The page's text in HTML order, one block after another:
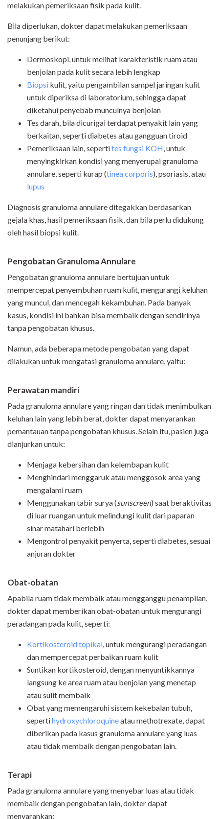
melakukan pemeriksaan fisik pada kulit.
Bila diperlukan, dokter dapat melakukan pemeriksaan
penunjang berikut:
Dermoskopi, untuk melihat karakteristik ruam atau
benjolan pada kulit secara lebih lengkap
Biopsi kulit, yaitu pengambilan sampel jaringan kulit
untuk diperiksa di laboratorium, sehingga dapat
diketahui penyebab munculnya benjolan
Tes darah, bila dicurigai terdapat penyakit lain yang
berkaitan, seperti diabetes atau gangguan tiroid
Pemeriksaan lain, sepertites fungsi KOH, untuk
menyingkirkan kondisi yang menyerupai granuloma
annulare, seperti kurap (tinea corporis), psoriasis, atau
lupus
Diagnosis granuloma annulare ditegakkan berdasarkan
gejala khas, hasil pemeriksaan fisik, dan bila perlu didukung
oleh hasil biopsi kulit.
Pengobatan Granuloma Annulare
Pengobatan granuloma annulare bertujuan untuk
mempercepat penyembuhan ruam kulit, mengurangi keluhan
yang muncul, dan mencegah kekambuhan. Pada banyak
kasus, kondisi ini bahkan bisa membaik dengan sendirinya
tanpa pengobatan khusus.
Namun, ada beberapa metode pengobatan yang dapat
dilakukan untuk mengatasi granuloma annulare, yaitu:
Perawatan mandiri
Pada granuloma annulare yang ringan dan tidak menimbulkan
keluhan lain yang lebih berat, dokter dapat menyarankan
pemantauan tanpa pengobatan khusus. Selain itu, pasien juga
dianjurkan untuk:
Menjaga kebersihan dan kelembapan kulit
Menghindari menggaruk atau menggosok area yang
mengalami ruam
Menggunakan tabir surya (sunscreen) saat beraktivitas
di luar ruangan untuk melindungi kulit dari paparan
sinar matahari berlebih
Mengontrol penyakit penyerta, seperti diabetes, sesuai
anjuran dokter
Obat-obatan
Apabila ruam tidak membaik atau mengganggu penampilan,
dokter dapat memberikan obat-obatan untuk mengurangi
peradangan pada kulit, seperti:
Kortikosteroid topikal, untuk mengurangi peradangan
dan mempercepat perbaikan ruam kulit
Suntikan kortikosteroid, dengan menyuntikkannya
langsung ke area ruam atau benjolan yang menetap
atau sulit membaik
Obat yang memengaruhi sistem kekebalan tubuh,
sepertihydroxychloroquineatau methotrexate, dapat
diberikan pada kasus granuloma annulare yang luas
atau tidak membaik dengan pengobatan lain.
Terapi
Pada granuloma annulare yang menyebar luas atau tidak
membaik dengan pengobatan lain, dokter dapat
menyarankan: